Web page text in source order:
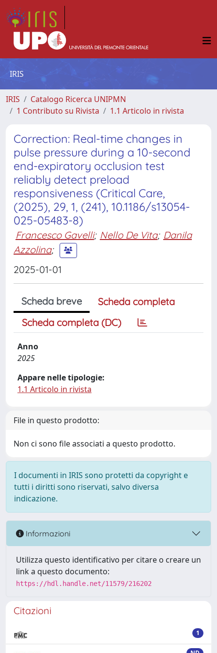
IRIS
IRIS
Catalogo Ricerca UNIPMN
1 Contributo su Rivista
1.1 Articolo in rivista
Correction: Real-time changes in
pulse pressure during a 10-second
end-expiratory occlusion test
reliably detect preload
responsiveness (Critical Care,
(2025), 29, 1, (241), 10.1186/s13054-
025-05483-8)
Francesco Gavelli; Nello De Vita; Danila
Azzolina;
2025-01-01
Scheda breve
Scheda completa
Scheda completa (DC)
Anno
2025
Appare nelle tipologie:
1.1 Articolo in rivista
File in questo prodotto:
Non ci sono file associati a questo prodotto.
I documenti in IRIS sono protetti da copyright e
tutti i diritti sono riservati, salvo diversa
indicazione.
Informazioni
Utilizza questo identificativo per citare o creare un
link a questo documento:
https://hdl.handle.net/11579/216202
Citazioni
1